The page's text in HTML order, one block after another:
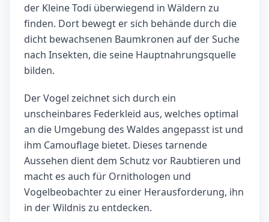
der Kleine Todi überwiegend in Wäldern zu
finden. Dort bewegt er sich behände durch die
dicht bewachsenen Baumkronen auf der Suche
nach Insekten, die seine Hauptnahrungsquelle
bilden.
Der Vogel zeichnet sich durch ein
unscheinbares Federkleid aus, welches optimal
an die Umgebung des Waldes angepasst ist und
ihm Camouflage bietet. Dieses tarnende
Aussehen dient dem Schutz vor Raubtieren und
macht es auch für Ornithologen und
Vogelbeobachter zu einer Herausforderung, ihn
in der Wildnis zu entdecken.